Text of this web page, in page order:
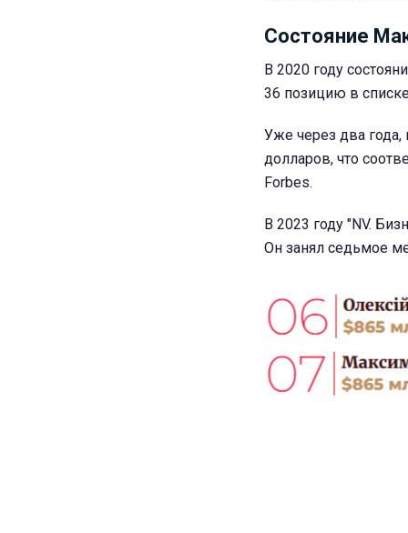
Состояние
В 2020 году
36 позицию в
Уже через два года,
долларов, что
Forbes.
В 2023 году "NV.
Он занял седьмое